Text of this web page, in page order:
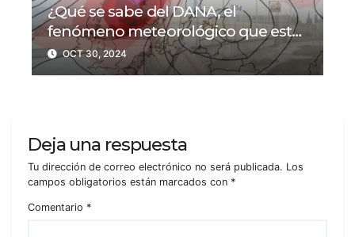
¿Qué se sabe del DANA, el
fenómeno meteorológico que está
azotando a España?
OCT 30, 2024
Deja una respuesta
Tu dirección de correo electrónico no será publicada. Los
campos obligatorios están marcados con *
Comentario *